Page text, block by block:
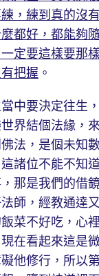
，練到真的沒
都好，都能夠
定要這樣要那
把握 。
要決定往生，
界結個法緣，
法，是個未知
諸位不能不知
那是我們的借
師，經教通達
菜不好吃，心
在看起來這是
他修行，所以